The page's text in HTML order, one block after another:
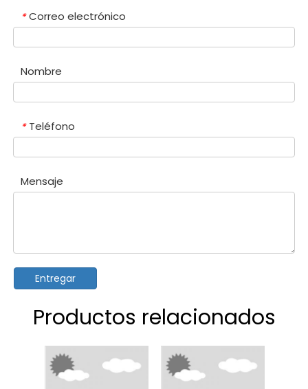
* Correo electrónico
Nombre
* Teléfono
Mensaje
Entregar
Productos relacionados